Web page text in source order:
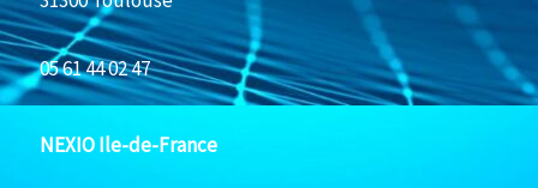
05 61 44 02 47
NEXIO Ile-de-France